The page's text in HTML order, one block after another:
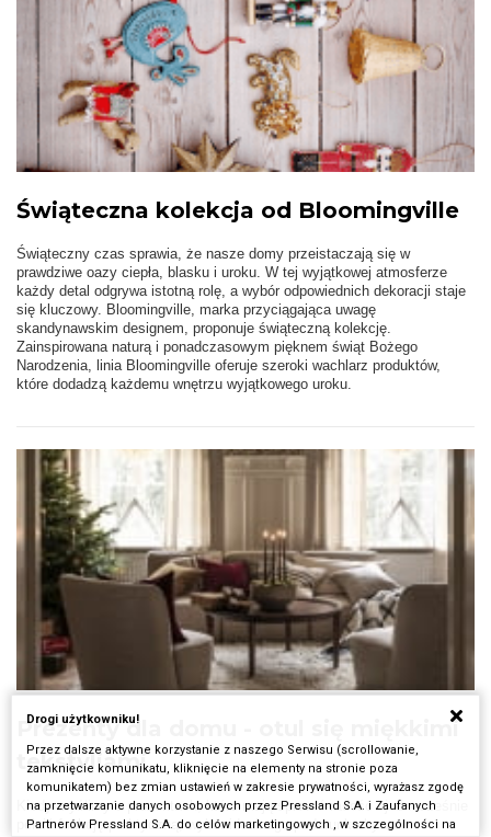
Świąteczna kolekcja od Bloomingville
Świąteczny czas sprawia, że nasze domy przeistaczają się w
prawdziwe oazy ciepła, blasku i uroku. W tej wyjątkowej atmosferze
każdy detal odgrywa istotną rolę, a wybór odpowiednich dekoracji staje
się kluczowy. Bloomingville, marka przyciągająca uwagę
skandynawskim designem, proponuje świąteczną kolekcję.
Zainspirowana naturą i ponadczasowym pięknem świąt Bożego
Narodzenia, linia Bloomingville oferuje szeroki wachlarz produktów,
które dodadzą każdemu wnętrzu wyjątkowego uroku.
Prezenty dla domu - otul się miękkimi
tekstyliami
Kiedy myślimy o prezentach, które mają sprawić radość i jednocześnie
pełnić funkcję praktyczną, wybór idealnego podarunku bywa
Drogi użytkowniku!
Przez dalsze aktywne korzystanie z naszego Serwisu (scrollowanie,
zamknięcie komunikatu, kliknięcie na elementy na stronie poza
komunikatem) bez zmian ustawień w zakresie prywatności, wyrażasz zgodę
na przetwarzanie danych osobowych przez Pressland S.A. i Zaufanych
Partnerów Pressland S.A. do celów marketingowych , w szczególności na